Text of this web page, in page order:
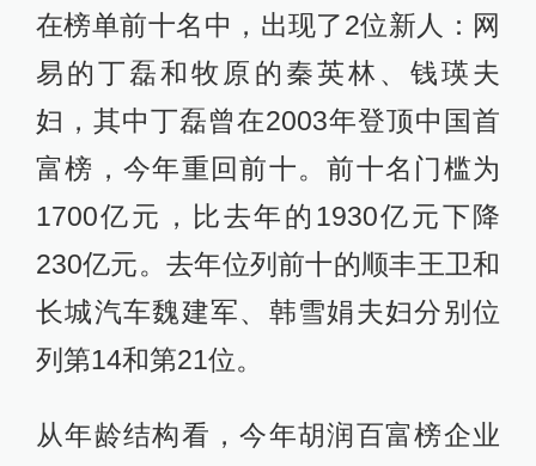
在榜单前十名中，出现了2位新人：网
易的丁磊和牧原的秦英林、钱瑛夫
妇，其中丁磊曾在2003年登顶中国首
富榜，今年重回前十。前十名门槛为
1700亿元，比去年的1930亿元下降
230亿元。去年位列前十的顺丰王卫和
长城汽车魏建军、韩雪娟夫妇分别位
列第14和第21位。
从年龄结构看，今年胡润百富榜企业